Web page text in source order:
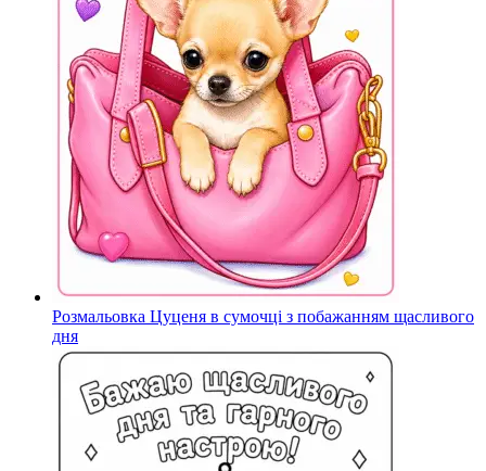
Розмальовка Цуценя в сумочці з побажанням щасливого
дня